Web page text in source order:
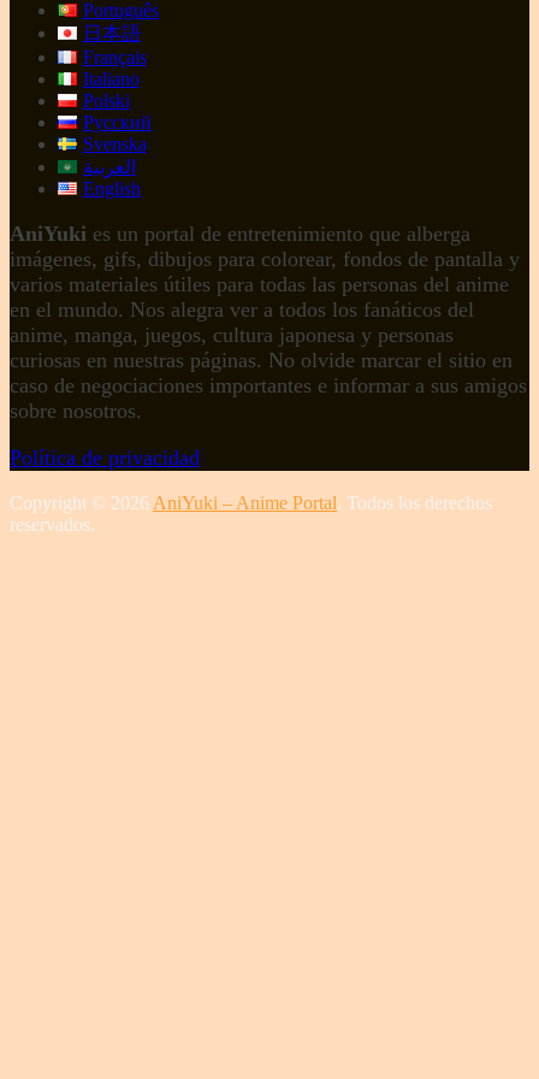
Português
日本語
Français
Italiano
Polski
Русский
Svenska
العربية
English
AniYuki es un portal de entretenimiento que alberga
imágenes, gifs, dibujos para colorear, fondos de pantalla y
varios materiales útiles para todas las personas del anime
en el mundo. Nos alegra ver a todos los fanáticos del
anime, manga, juegos, cultura japonesa y personas
curiosas en nuestras páginas. No olvide marcar el sitio en
caso de negociaciones importantes e informar a sus amigos
sobre nosotros.
Política de privacidad
Copyright © 2026 AniYuki – Anime Portal. Todos los derechos
reservados.